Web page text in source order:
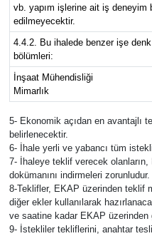
vb. yapım işlerine ait iş deneyim
edilmeyecektir.
4.4.2. Bu ihalede benzer işe
bölümleri:
İnşaat Mühendisliği
Mimarlık
5- Ekonomik açıdan en avantajlı
belirlenecektir.
6- İhale yerli ve yabancı tüm
7- İhaleye teklif verecek
dokümanını indirmeleri zorunludur.
8-Teklifler, EKAP üzerinden teklif
diğer ekler kullanılarak
ve saatine kadar EKAP üzerinden
9- İstekliler tekliflerini, anahtar